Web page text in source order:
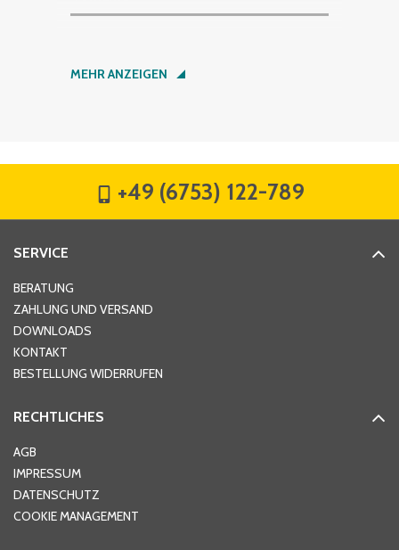
Nachname*
Hausnummer
Ort*
Telefon
MEHR ANZEIGEN
+49 (6753) 122-789
SERVICE
BERATUNG
ZAHLUNG UND VERSAND
DOWNLOADS
KONTAKT
BESTELLUNG WIDERRUFEN
RECHTLICHES
AGB
IMPRESSUM
DATENSCHUTZ
COOKIE MANAGEMENT